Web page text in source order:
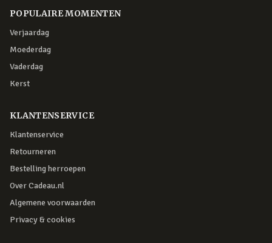
POPULAIRE MOMENTEN
Verjaardag
Moederdag
Vaderdag
Kerst
KLANTENSERVICE
Klantenservice
Retourneren
Bestelling herroepen
Over Cadeau.nl
Algemene voorwaarden
Privacy & cookies